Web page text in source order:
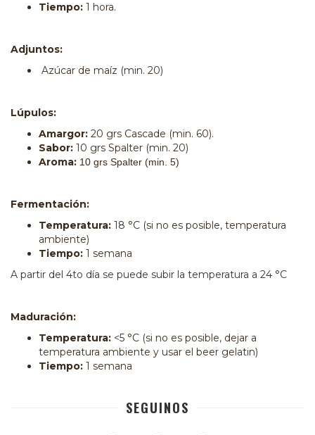
Tiempo: 1 hora.
Adjuntos:
Azúcar de maíz (min. 20)
Lúpulos:
Amargor: 20 grs Cascade (min. 60).
Sabor: 10 grs Spalter (min. 20)
Aroma: 10 grs Spalter (min. 5)
Fermentación:
Temperatura: 18 °C (si no es posible, temperatura
ambiente)
Tiempo: 1 semana
A partir del 4to día se puede subir la temperatura a 24 °C
Maduración:
Temperatura: <5 °C (si no es posible, dejar a
temperatura ambiente y usar el beer gelatin)
Tiempo: 1 semana
SEGUINOS